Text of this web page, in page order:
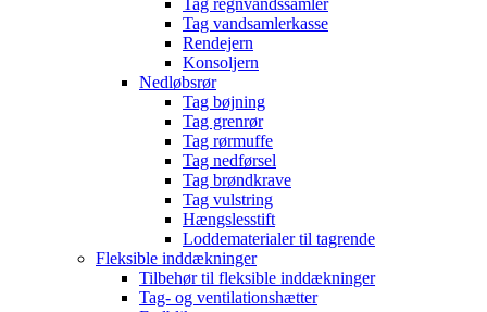
Tag regnvandssamler
Tag vandsamlerkasse
Rendejern
Konsoljern
Nedløbsrør
Tag bøjning
Tag grenrør
Tag rørmuffe
Tag nedførsel
Tag brøndkrave
Tag vulstring
Hængslesstift
Loddematerialer til tagrende
Fleksible inddækninger
Tilbehør til fleksible inddækninger
Tag- og ventilationshætter